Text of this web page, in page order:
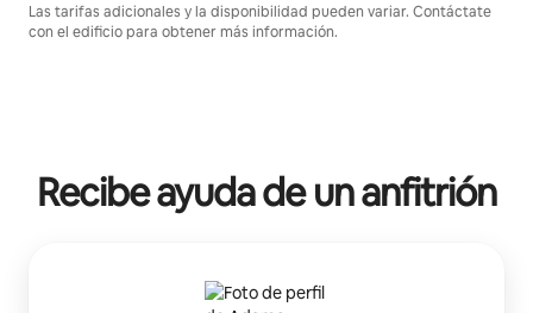
Las tarifas adicionales y la disponibilidad pueden variar. Contáctate
con el edificio para obtener más información.
Recibe ayuda de un anfitrión